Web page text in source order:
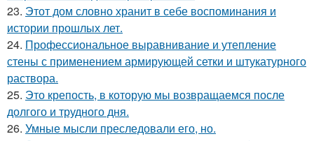
23. Этот дом словно хранит в себе воспоминания и
истории прошлых лет.
24. Профессиональное выравнивание и утепление
стены с применением армирующей сетки и штукатурного
раствора.
25. Это крепость, в которую мы возвращаемся после
долгого и трудного дня.
26. Умные мысли преследовали его, но.